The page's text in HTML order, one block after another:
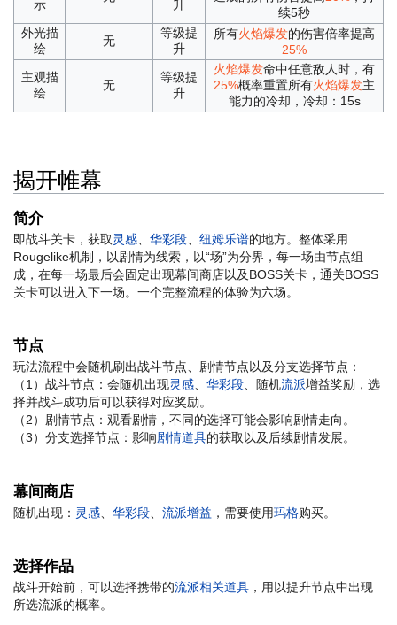
示
升
续5秒
外光描
绘
无
等级提
升
所有火焰爆发的伤害倍率提高
25%
主观描
绘
无
等级提
升
火焰爆发命中任意敌人时，有
25%概率重置所有火焰爆发主
能力的冷却，冷却：15s
揭开帷幕
简介
即战斗关卡，获取 灵感 华彩段 纽姆乐谱的地方。整体采用
Rougelike机制，以剧情为线索，以“场”为分界，每一场由节点组
成，在每一场最后会固定出现幕间商店以及BOSS关卡，通关BOSS
关卡可以进入下一场。一个完整流程的体验为六场。
节点
玩法流程中会随机刷出战斗节点、剧情节点以及分支选择节点：
（1）战斗节点：会随机出现灵感、 华彩段、随机流派增益奖励，选
择并战斗成功后可以获得对应奖励。
（2）剧情节点：观看剧情，不同的选择可能会影响剧情走向。
（3）分支选择节点：影响剧情道具的获取以及后续剧情发展。
幕间商店
随机出现： 灵感 华彩段 流派增益 ，需要使用玛格购买。
选择作品
战斗开始前，可以选择携带的流派相关道具 ，用以提升节点中出现
所选流派的概率。